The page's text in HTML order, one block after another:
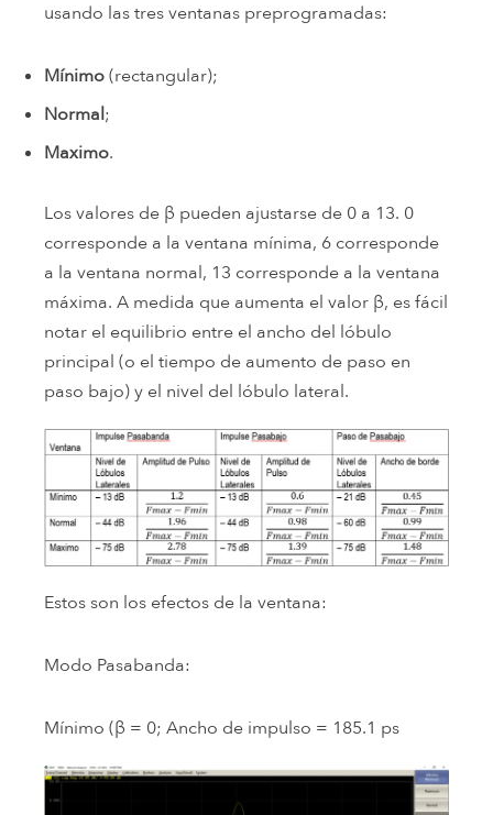
usando las tres ventanas preprogramadas:
Mínimo(rectangular);
Normal;
Maximo.
Los valores de β pueden ajustarse de 0 a 13. 0
corresponde a la ventana mínima, 6 corresponde
a la ventana normal, 13 corresponde a la ventana
máxima. A medida que aumenta el valor β, es fácil
notar el equilibrio entre el ancho del lóbulo
principal (o el tiempo de aumento de paso en
paso bajo) y el nivel del lóbulo lateral.
Estos son los efectos de la ventana:
Modo Pasabanda:
Mínimo (β = 0; Ancho de impulso = 185.1 ps